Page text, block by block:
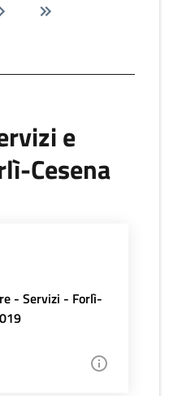
e
Cesena
- Servizi - Forlì-